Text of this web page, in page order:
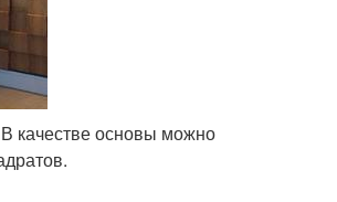
В качестве основы можно